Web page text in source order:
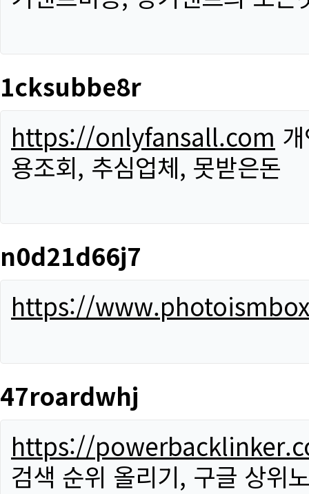
1cksubbe8r
https://onlyfansall.com
용조회, 추심업체, 못받은돈
n0d21d66j7
https://
47roardwhj
https://
검색 순위 올리기, 구글 상위